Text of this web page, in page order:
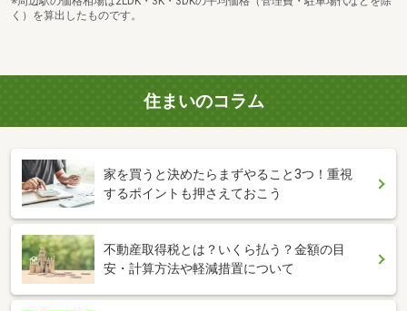
く）を算出したものです。
住まいのコラム
家を買うと決めたらまずやること3つ！重視
するポイントも押さえておこう
不動産取得税とは？いくら払う？金額の目
安・計算方法や軽減措置について